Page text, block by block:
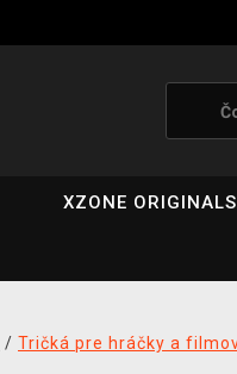
XZONE ORIGINALS
/ Tričká pre hráčky a